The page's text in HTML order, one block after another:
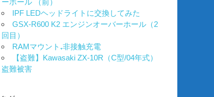
ーホール （前）
IPF LEDヘッドライトに交換してみた
GSX-R600 K2 エンジンオーバーホール（2
回目）
RAMマウント₊非接触充電
【盗難】Kawasaki ZX-10R（C型/04年式）
盗難被害